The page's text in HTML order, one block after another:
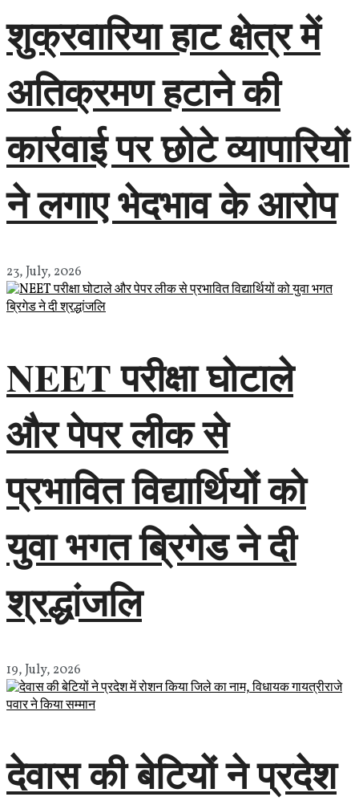
शुक्रवारिया हाट क्षेत्र में
अतिक्रमण हटाने की
कार्रवाई पर छोटे व्यापारियों
ने लगाए भेदभाव के आरोप
23, July, 2026
NEET परीक्षा घोटाले
और पेपर लीक से
प्रभावित विद्यार्थियों को
युवा भगत ब्रिगेड ने दी
श्रद्धांजलि
19, July, 2026
देवास की बेटियों ने प्रदेश